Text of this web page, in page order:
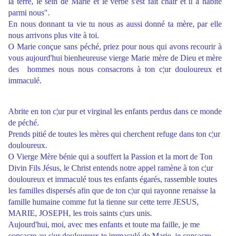
parmi nous".
En nous donnant ta vie tu nous as aussi donné ta mère, par elle
nous arrivons plus vite à toi.
O Marie conçue sans péché, priez pour nous qui avons recourir à
vous aujourd'hui bienheureuse vierge Marie mère de Dieu et mère
des hommes nous nous consacrons à ton c¦ur douloureux et
immaculé.
Abrite en ton c¦ur pur et virginal les enfants perdus dans ce monde
de péché.
Prends pitié de toutes les mères qui cherchent refuge dans ton c¦ur
douloureux.
O Vierge Mère bénie qui a souffert la Passion et la mort de Ton
Divin Fils Jésus, le Christ entends notre appel ramène à ton c¦ur
douloureux et immaculé tous tes enfants égarés, rassemble toutes
les familles dispersés afin que de ton c¦ur qui rayonne renaisse la
famille humaine comme fut la tienne sur cette terre JESUS,
MARIE, JOSEPH, les trois saints c¦urs unis.
Aujourd'hui, moi, avec mes enfants et toute ma faille, je me